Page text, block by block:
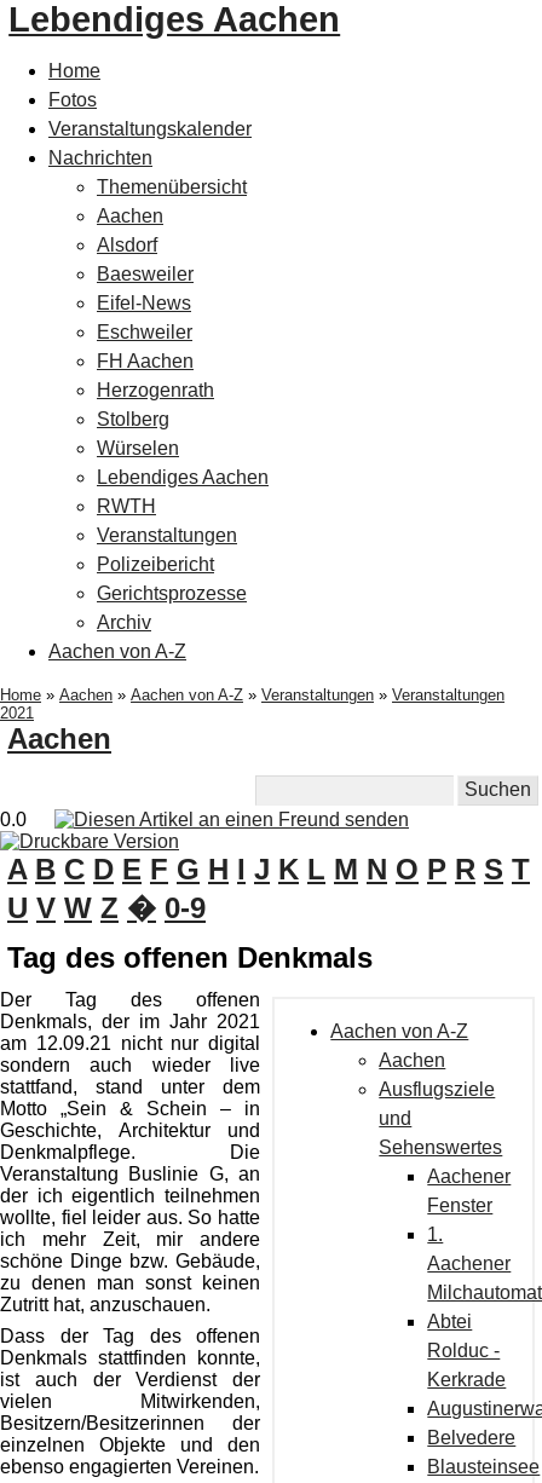
Lebendiges Aachen
Home
Fotos
Veranstaltungskalender
Nachrichten
Themenübersicht
Aachen
Alsdorf
Baesweiler
Eifel-News
Eschweiler
FH Aachen
Herzogenrath
Stolberg
Würselen
Lebendiges Aachen
RWTH
Veranstaltungen
Polizeibericht
Gerichtsprozesse
Archiv
Aachen von A-Z
Home » Aachen » Aachen von A-Z » Veranstaltungen » Veranstaltungen
2021
Aachen
0.0
A B C D E F G H I J K L M N O P R S T
U V W Z � 0-9
Tag des offenen Denkmals
Aachen von A-Z
Aachen
Ausflugsziele
und
Sehenswertes
Aachener
Fenster
1.
Aachener
Milchautomat
Abtei
Rolduc -
Kerkrade
Belvedere
Blausteinsee
Der Tag des offenen
Denkmals, der im Jahr 2021
am 12.09.21 nicht nur digital
sondern auch wieder live
stattfand, stand unter dem
Motto „Sein & Schein – in
Geschichte, Architektur und
Denkmalpflege. Die
Veranstaltung Buslinie G, an
der ich eigentlich teilnehmen
wollte, fiel leider aus. So hatte
ich mehr Zeit, mir andere
schöne Dinge bzw. Gebäude,
zu denen man sonst keinen
Zutritt hat, anzuschauen.
Dass der Tag des offenen
Denkmals stattfinden konnte,
ist auch der Verdienst der
vielen Mitwirkenden,
Besitzern/Besitzerinnen der
einzelnen Objekte und den
ebenso engagierten Vereinen.